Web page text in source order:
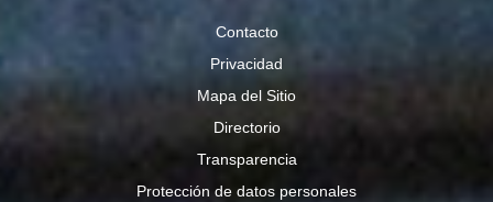
Contacto
Privacidad
Mapa del Sitio
Directorio
Transparencia
Protección de datos personales